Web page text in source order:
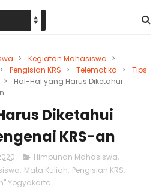
> Kegiatan Mahasiswa >
> Pengisian KRS > Telematika >
Tips
>
Hal-Hal yang Harus Diketahui
Diketahui
KRS-an
Himpunan Mahasiswa,
, Mata Kuliah, Pengisian KRS,
Yogyakarta